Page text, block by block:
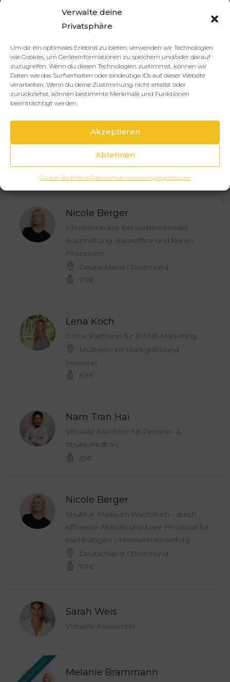
Verwalte deine
Privatsphäre
Um dir ein optimales Erlebnis zu bieten, verwenden wir Technologien
wie Cookies, um Geräteinformationen zu speichern und/oder darauf
zuzugreifen. Wenn du diesen Technologien zustimmst, können wir
Daten wie das Surfverhalten oder eindeutige IDs auf dieser Website
verarbeiten. Wenn du deine Zustimmung nicht erteilst oder
zurückziehst, können bestimmte Merkmale und Funktionen
beeinträchtigt werden.
Akzeptieren
Ablehnen
Cookie-RichtlinieDatenschutzerklärungImpressum
S. Spirtz
Strategische Businesspartnerin
Remote
75€
Maik Schifferdecker
Virtuelle Assistenz | Backoffice &
administrative Unterstützung
Nicole Berger
Ich unterstütze bei vorbereitender
Buchhaltung, Backoffice und klaren
Prozessen
Deutschland / Dortmund
70€
Lena Koch
Deine Partnerin für E-Mail-Marketing
Müllheim im Markgräfleland
(remote)
60€
Nam Tran Hai
Virtuelle Assistenz für Prozess- &
Strukturaufbau
35€
Nicole Berger
Struktur. Freiraum.Wachstum - durch
effiziente Abläufe und klare Prozesse für
nachhaltigen Unternehmenserfolg
Deutschland / Dortmund
70€
Sarah Weis
Virtuelle Assistentin
Melanie Brammann